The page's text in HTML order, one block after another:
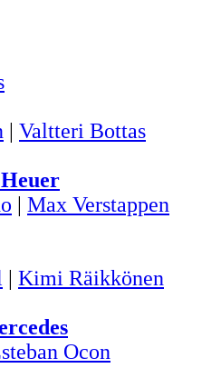
| Valtteri Bottas
| Max Verstappen
| Kimi Räikkönen
Ocon